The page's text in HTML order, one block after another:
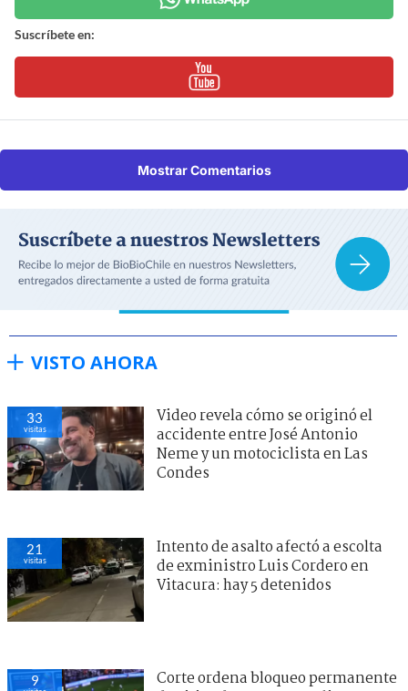
Suscríbete en:
Mostrar Comentarios
VISTO AHORA
33
visitas
Video revela cómo se originó el
accidente entre José Antonio
Neme y un motociclista en Las
Condes
21
visitas
Intento de asalto afectó a escolta
de exministro Luis Cordero en
Vitacura: hay 5 detenidos
9
Corte ordena bloqueo permanente